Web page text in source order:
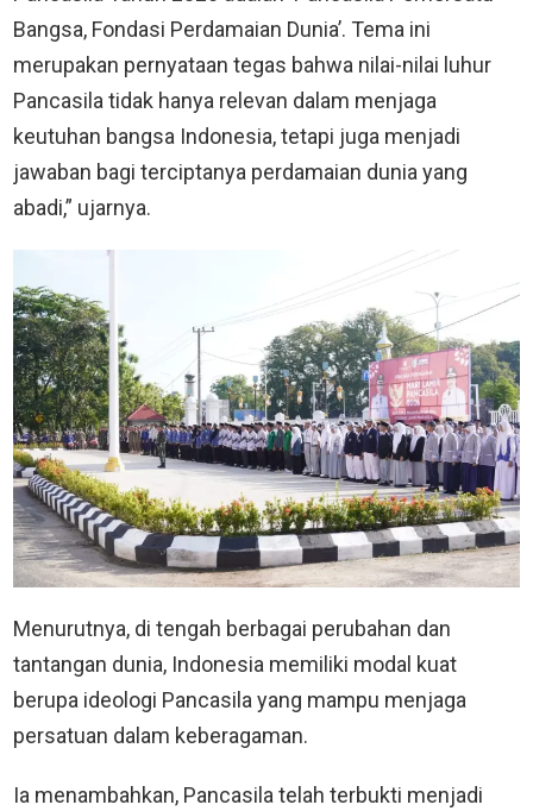
Bangsa, Fondasi Perdamaian Dunia’. Tema ini
merupakan pernyataan tegas bahwa nilai-nilai luhur
Pancasila tidak hanya relevan dalam menjaga
keutuhan bangsa Indonesia, tetapi juga menjadi
jawaban bagi terciptanya perdamaian dunia yang
abadi,” ujarnya.
Menurutnya, di tengah berbagai perubahan dan
tantangan dunia, Indonesia memiliki modal kuat
berupa ideologi Pancasila yang mampu menjaga
persatuan dalam keberagaman.
Ia menambahkan, Pancasila telah terbukti menjadi